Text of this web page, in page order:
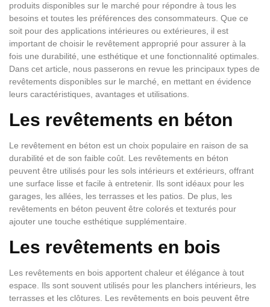
produits disponibles sur le marché pour répondre à tous les
besoins et toutes les préférences des consommateurs. Que ce
soit pour des applications intérieures ou extérieures, il est
important de choisir le revêtement approprié pour assurer à la
fois une durabilité, une esthétique et une fonctionnalité optimales.
Dans cet article, nous passerons en revue les principaux types de
revêtements disponibles sur le marché, en mettant en évidence
leurs caractéristiques, avantages et utilisations.
Les revêtements en béton
Le revêtement en béton est un choix populaire en raison de sa
durabilité et de son faible coût. Les revêtements en béton
peuvent être utilisés pour les sols intérieurs et extérieurs, offrant
une surface lisse et facile à entretenir. Ils sont idéaux pour les
garages, les allées, les terrasses et les patios. De plus, les
revêtements en béton peuvent être colorés et texturés pour
ajouter une touche esthétique supplémentaire.
Les revêtements en bois
Les revêtements en bois apportent chaleur et élégance à tout
espace. Ils sont souvent utilisés pour les planchers intérieurs, les
terrasses et les clôtures. Les revêtements en bois peuvent être